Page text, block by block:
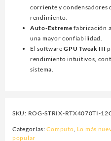
corriente y condensadores
rendimiento.
Auto-Extremefabricación
una mayor confiabilidad.
El softwareGPU Tweak III
rendimiento intuitivos,
sistema.
SKU: ROG-STRIX-RTX4070TI-
Categorías:Computo, Lo más
popular